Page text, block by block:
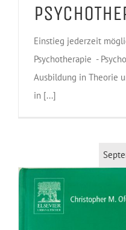
Einstieg jederzeit
Psychotherapie -
Ausbildung in Theorie
in [...]